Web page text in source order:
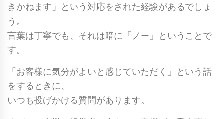
きかねます」という対応をされた経験があるでしょ
う。
言葉は丁寧でも、それは暗に「ノー」ということで
す。
「お客様に気分がよいと感じていただく」という話
をするときに、
いつも投げかける質問があります。